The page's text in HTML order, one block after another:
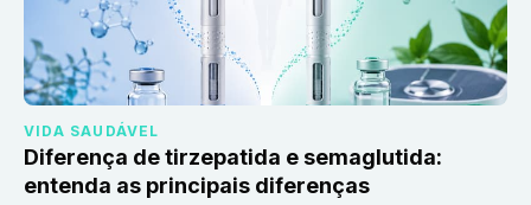
VIDA SAUDÁVEL
Diferença de tirzepatida e semaglutida:
entenda as principais diferenças